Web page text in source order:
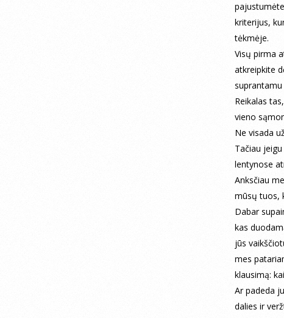
kriterijus,
tėkmėje.
Visų pirma
atkreipkite
Reikalas
vieno
Ne visada
Tačiau
lentynose
Anksčiau
mūsų tuos,
Dabar
kas
jūs
mes
klausimą:
Ar padeda
dalies ir